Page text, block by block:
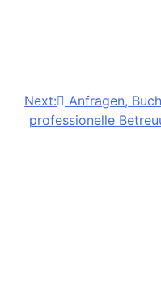
Next:
Anfragen,
professionelle